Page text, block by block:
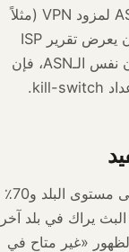
شغّل VPN. ينبغي أن يعرض تقرير ISP رقم ASN لمزود VPN (مثلاً
Mullvad هو AS39351). أوقف VPN. ينبغي أن يعرض تقرير ISP
رقم ASN لمزودك المنزلي. إن أظهرت الحالتان نفس الـASN، فإن
قواعد بيانات IP إلى الموقع دقيقة بنحو 90٪ على مستوى البلد و70٪
يراك في بلد آخر
«غير متاح في